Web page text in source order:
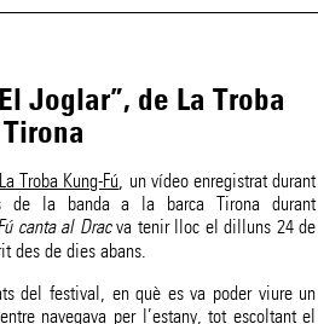
Joglar”, de La Troba
La Troba Kung-Fú, un vídeo enregistrat durant
de la banda a la barca Tirona durant
canta al Dracva tenir lloc el dilluns 24 de
des de dies abans.
del festival, en què es va poder viure un
navegava per l’estany, tot escoltant el